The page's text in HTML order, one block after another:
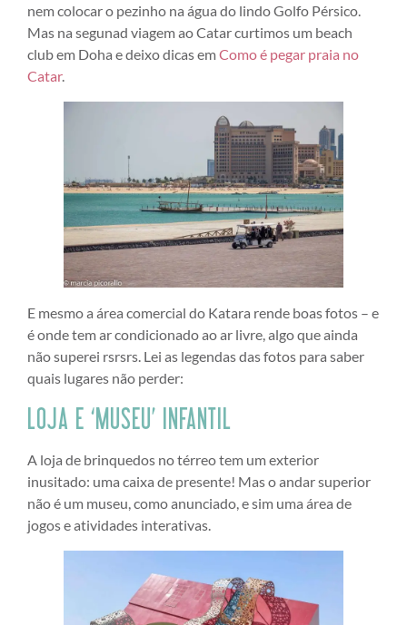
nem colocar o pezinho na água do lindo Golfo Pérsico.
Mas na segunad viagem ao Catar curtimos um beach
club em Doha e deixo dicas emComo é pegar praia no
Catar.
E mesmo a área comercial do Katara rende boas fotos – e
é onde tem ar condicionado ao ar livre, algo que ainda
não superei rsrsrs. Lei as legendas das fotos para saber
quais lugares não perder:
LOJA E ‘MUSEU’ INFANTIL
A loja de brinquedos no térreo tem um exterior
inusitado: uma caixa de presente! Mas o andar superior
não é um museu, como anunciado, e sim uma área de
jogos e atividades interativas.